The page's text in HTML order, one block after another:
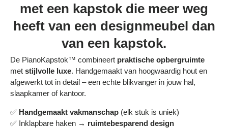
Privacy policy
Bestelling volgen
Vacatures bij Middo
Veelgestelde vragen
Servicevoorwaarden
met een kapstok die meer weg
heeft van een designmeubel dan
van een kapstok.
De PianoKapstok™ combineert praktische opbergruimte
met stijlvolle luxe. Handgemaakt van hoogwaardig hout en
afgewerkt tot in detail – een echte blikvanger in jouw hal,
slaapkamer of kantoor.
✅ Handgemaakt vakmanschap (elk stuk is uniek)
✅ Inklapbare haken → ruimtebesparend design